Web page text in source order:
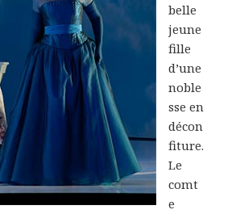
belle
jeune
fille
d’une
noble
sse en
décon
fiture.
Le
comt
e